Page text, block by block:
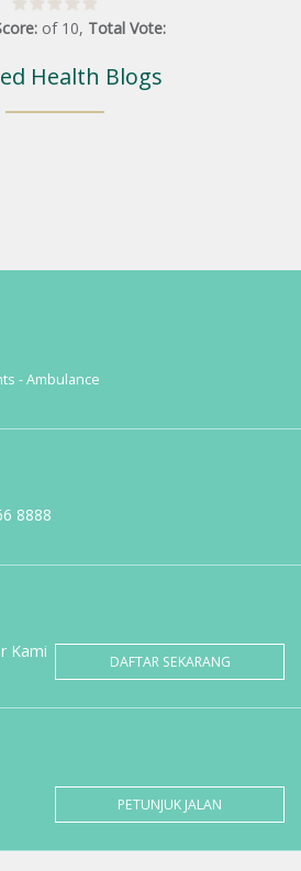
of 10, Total Vote:
Health Blogs
- Ambulance
8888
Kami
DAFTAR SEKARANG
PETUNJUK JALAN